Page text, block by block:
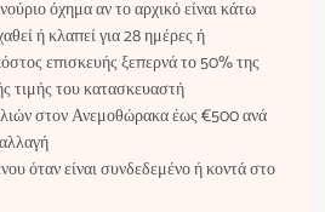
όχημα αν το αρχικό είναι κάτω
ή κλαπεί για 28 ημέρες ή
επισκευής ξεπερνά το 50% της
τιμής του κατασκευαστή
στον Ανεμοθώρακα έως €500 ανά
όταν είναι συνδεδεμένο ή κοντά στο